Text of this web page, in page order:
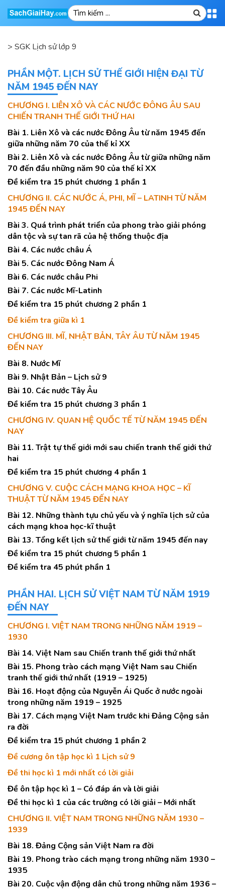
> SGK Lịch sử lớp 9
PHẦN MỘT. LỊCH SỬ THẾ GIỚI HIỆN ĐẠI TỪ
NĂM 1945 ĐẾN NAY
CHƯƠNG I. LIÊN XÔ VÀ CÁC NƯỚC ĐÔNG ÂU SAU
CHIẾN TRANH THẾ GIỚI THỨ HAI
Bài 1. Liên Xô và các nước Đông Âu từ năm 1945 đến
giữa những năm 70 của thế kỉ XX
Bài 2. Liên Xô và các nước Đông Âu từ giữa những năm
70 đến đầu những năm 90 của thế kỉ XX
Đề kiểm tra 15 phút chương 1 phần 1
CHƯƠNG II. CÁC NƯỚC Á, PHI, MĨ – LATINH TỪ NĂM
1945 ĐẾN NAY
Bài 3. Quá trình phát triển của phong trào giải phóng
dân tộc và sự tan rã của hệ thống thuộc địa
Bài 4. Các nước châu Á
Bài 5. Các nước Đông Nam Á
Bài 6. Các nước châu Phi
Bài 7. Các nước Mĩ-Latinh
Đề kiểm tra 15 phút chương 2 phần 1
Đề kiểm tra giữa kì 1
CHƯƠNG III. MĨ, NHẬT BẢN, TÂY ÂU TỪ NĂM 1945
ĐẾN NAY
Bài 8. Nước Mĩ
Bài 9. Nhật Bản – Lịch sử 9
Bài 10. Các nước Tây Âu
Đề kiểm tra 15 phút chương 3 phần 1
CHƯƠNG IV. QUAN HỆ QUỐC TẾ TỪ NĂM 1945 ĐẾN
NAY
Bài 11. Trật tự thế giới mới sau chiến tranh thế giới thứ
hai
Đề kiểm tra 15 phút chương 4 phần 1
CHƯƠNG V. CUỘC CÁCH MẠNG KHOA HỌC – KĨ
THUẬT TỪ NĂM 1945 ĐẾN NAY
Bài 12. Những thành tựu chủ yếu và ý nghĩa lịch sử của
cách mạng khoa học-kĩ thuật
Bài 13. Tổng kết lịch sử thế giới từ năm 1945 đến nay
Đề kiểm tra 15 phút chương 5 phần 1
Đề kiểm tra 45 phút phần 1
PHẦN HAI. LỊCH SỬ VIỆT NAM TỪ NĂM 1919
ĐẾN NAY
CHƯƠNG I. VIỆT NAM TRONG NHỮNG NĂM 1919 –
1930
Bài 14. Việt Nam sau Chiến tranh thế giới thứ nhất
Bài 15. Phong trào cách mạng Việt Nam sau Chiến
tranh thế giới thứ nhất (1919 – 1925)
Bài 16. Hoạt động của Nguyễn Ái Quốc ở nước ngoài
trong những năm 1919 – 1925
Bài 17. Cách mạng Việt Nam trước khi Đảng Cộng sản
ra đời
Đề kiểm tra 15 phút chương 1 phần 2
Đề cương ôn tập học kì 1 Lịch sử 9
Đề thi học kì 1 mới nhất có lời giải
Đề ôn tập học kì 1 – Có đáp án và lời giải
Đề thi học kì 1 của các trường có lời giải – Mới nhất
CHƯƠNG II. VIỆT NAM TRONG NHỮNG NĂM 1930 –
1939
Bài 18. Đảng Cộng sản Việt Nam ra đời
Bài 19. Phong trào cách mạng trong những năm 1930 –
1935
Bài 20. Cuộc vận động dân chủ trong những năm 1936 –